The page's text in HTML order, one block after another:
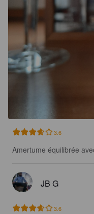
3.6
Amertume équilibrée
JB G
3.6